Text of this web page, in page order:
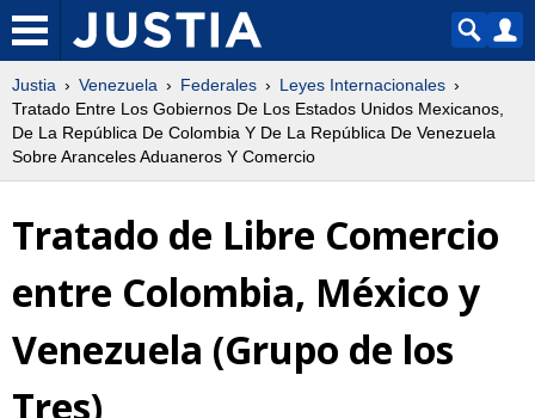
Justia Venezuela Federales
Leyes Internacionales
Tratado Entre Los Gobiernos De Los Estados Unidos Mexicanos,
De La República De Colombia Y De La República De Venezuela
Sobre Aranceles Aduaneros Y Comercio
Tratado de Libre Comercio
entre Colombia, México y
Venezuela (Grupo de los
Tres)